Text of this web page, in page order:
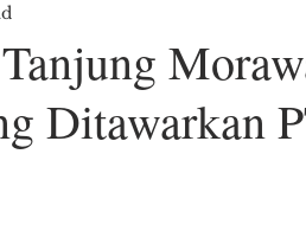
External Doors
wood doors exterior
Ditawarkan